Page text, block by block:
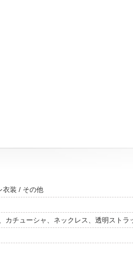
衣装 / その他
カチューシャ、ネックレス、透明ストラ